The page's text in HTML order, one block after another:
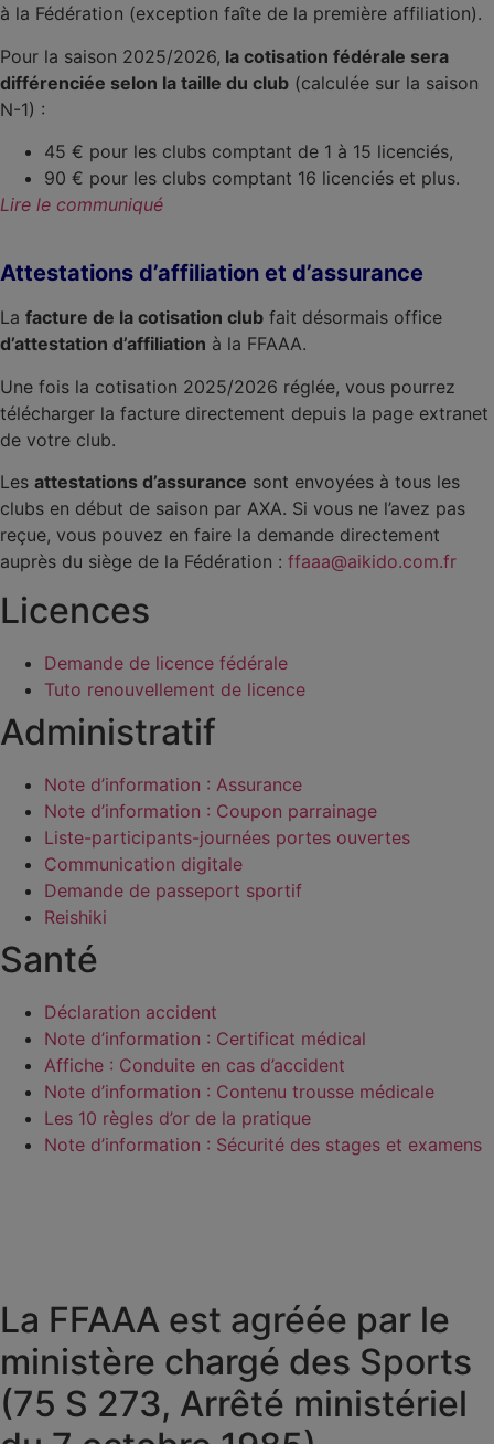
à la Fédération (exception faîte de la première affiliation).
Pour la saison 2025/2026, la cotisation fédérale sera
différenciée selon la taille du club (calculée sur la saison
N-1) :
45 € pour les clubs comptant de 1 à 15 licenciés,
90 € pour les clubs comptant 16 licenciés et plus.
Lire le communiqué
Attestations d’affiliation et d’assurance
La facture de la cotisation club fait désormais office
d’attestation d’affiliation à la FFAAA.
Une fois la cotisation 2025/2026 réglée, vous pourrez
télécharger la facture directement depuis la page extranet
de votre club.
Les attestations d’assurance sont envoyées à tous les
clubs en début de saison par AXA. Si vous ne l’avez pas
reçue, vous pouvez en faire la demande directement
auprès du siège de la Fédération : ffaaa@aikido.com.fr
Licences
Demande de licence fédérale
Tuto renouvellement de licence
Administratif
Note d’information : Assurance
Note d’information : Coupon parrainage
Liste-participants-journées portes ouvertes
Communication digitale
Demande de passeport sportif
Reishiki
Santé
Déclaration accident
Note d’information : Certificat médical
Affiche : Conduite en cas d’accident
Note d’information : Contenu trousse médicale
Les 10 règles d’or de la pratique
Note d’information : Sécurité des stages et examens
La FFAAA est agréée par le
ministère chargé des Sports
(75 S 273, Arrêté ministériel